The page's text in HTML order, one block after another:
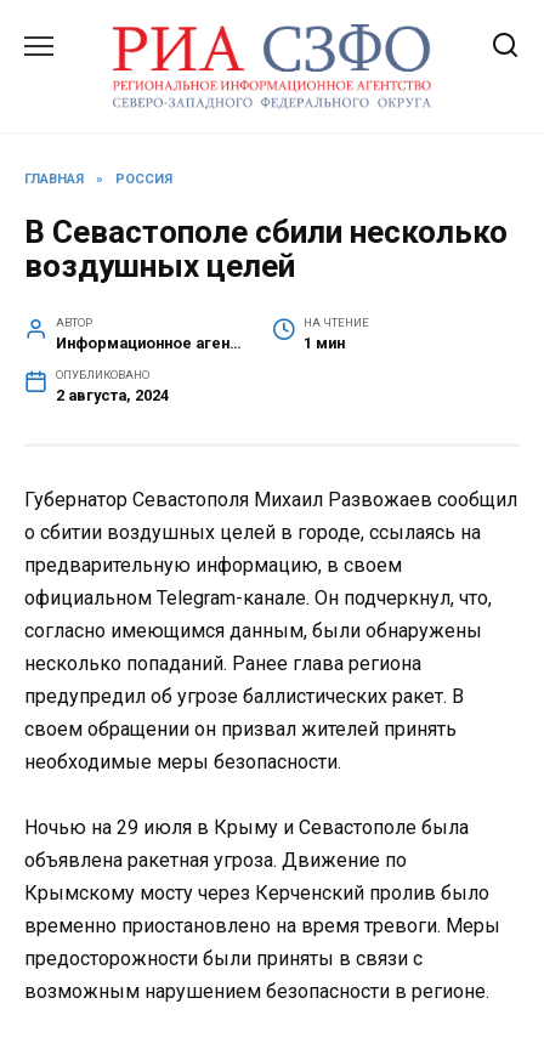
содержанию
ГЛАВНАЯ » РОССИЯ
В Севастополе сбили несколько
воздушных целей
АВТОР
Информационное агентство СЗФО
НА ЧТЕНИЕ
1 мин
ОПУБЛИКОВАНО
2 августа, 2024
Губернатор Севастополя Михаил Развожаев сообщил
о сбитии воздушных целей в городе, ссылаясь на
предварительную информацию, в своем
официальном Telegram-канале. Он подчеркнул, что,
согласно имеющимся данным, были обнаружены
несколько попаданий. Ранее глава региона
предупредил об угрозе баллистических ракет. В
своем обращении он призвал жителей принять
необходимые меры безопасности.
Ночью на 29 июля в Крыму и Севастополе была
объявлена ракетная угроза. Движение по
Крымскому мосту через Керченский пролив было
временно приостановлено на время тревоги. Меры
предосторожности были приняты в связи с
возможным нарушением безопасности в регионе.